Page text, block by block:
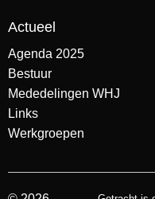
Actueel
Agenda 2025
Bestuur
Mededelingen WHJ
Links
Werkgroepen